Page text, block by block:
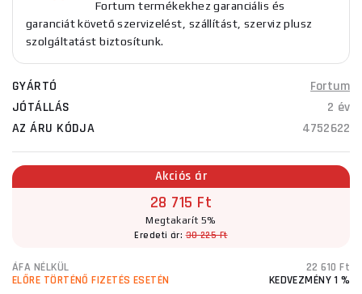
Fortum termékekhez garanciális és
garanciát követő szervizelést, szállítást, szerviz plusz
szolgáltatást biztosítunk.
GYÁRTÓ
Fortum
JÓTÁLLÁS
2 év
AZ ÁRU KÓDJA
4752622
Akciós ár
28 715 Ft
Megtakarít 5%
Eredeti ár:30 225 Ft
ÁFA NÉLKÜL
22 610 Ft
ELŐRE TÖRTÉNŐ FIZETÉS ESETÉN
KEDVEZMÉNY 1 %